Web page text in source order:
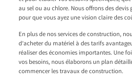
au sel ou au chlore. Nous offrons des
pour que vous ayez une vision claire des
En plus de nos services de construction,
d’acheter du matériel à des tarifs
réaliser des économies importantes. Une
vos besoins, nous élaborons un plan
commencer les travaux de construction.